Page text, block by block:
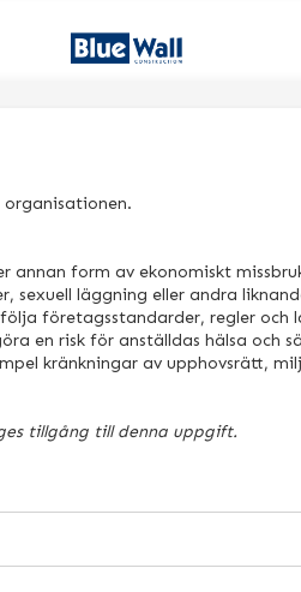
annan form av ekonomiskt
sexuell läggning eller andra
företagsstandarder, regler och
en risk för anställdas hälsa och
kränkningar av upphovsrätt,
tillgång till denna uppgift.